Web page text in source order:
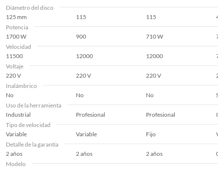
Diámetro del disco
125 mm
115 115
Potencia
1700 W
900 710 W
Velocidad
11500
12000 12000
Voltaje
220 V
220 V 220 V
Inalámbrico
No
No No
Uso de la herramienta
Industrial
Profesional Profesional
Tipo de velocidad
Variable
Variable Fijo
Detalle de la garantía
2 años
2 años 2 años
Modelo